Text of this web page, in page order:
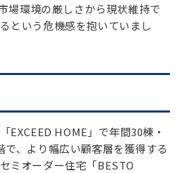
場環境の厳しさから現状維持で
という危機感を抱いていまし
EXCEED HOME」で年間30棟・
、より幅広い顧客層を獲得する
ミオーダー住宅「BESTO